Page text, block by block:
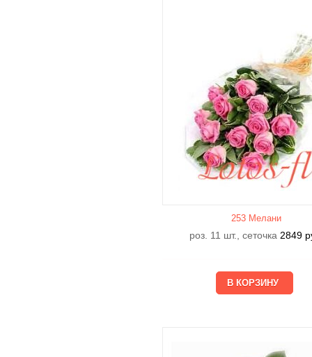
253 Мелани
роз. 11 шт., сеточка 2849